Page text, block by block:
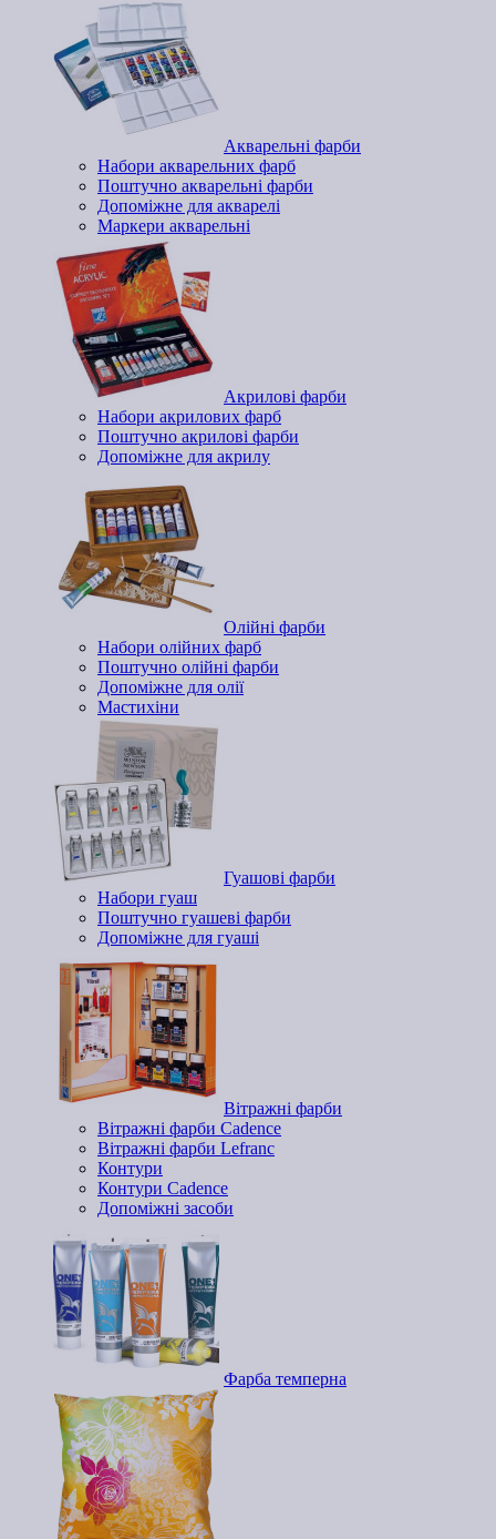
Акварельні фарби
Набори акварельних фарб
Поштучно акварельні фарби
Допоміжне для акварелі
Маркери акварельні
Акрилові фарби
Набори акрилових фарб
Поштучно акрилові фарби
Допоміжне для акрилу
Олійні фарби
Набори олійних фарб
Поштучно олійні фарби
Допоміжне для олії
Мастихіни
Гуашові фарби
Набори гуаш
Поштучно гуашеві фарби
Допоміжне для гуаші
Вітражні фарби
Вітражні фарби Cadence
Вітражні фарби Lefranc
Контури
Контури Cadence
Допоміжні засоби
Фарба темперна